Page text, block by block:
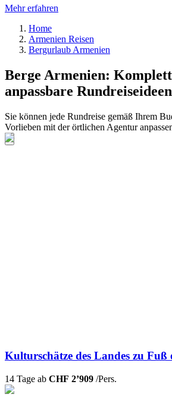
Mehr erfahren
Home
Armenien Reisen
Bergurlaub Armenien
Berge Armenien:
anpassbare Rundreiseideen
Sie können jede Rundreise gemäß Ihrem
Vorlieben mit der örtlichen Agentur
Kulturschätze des Landes zu Fuß
14 Tage ab CHF 2’909 /Pers.